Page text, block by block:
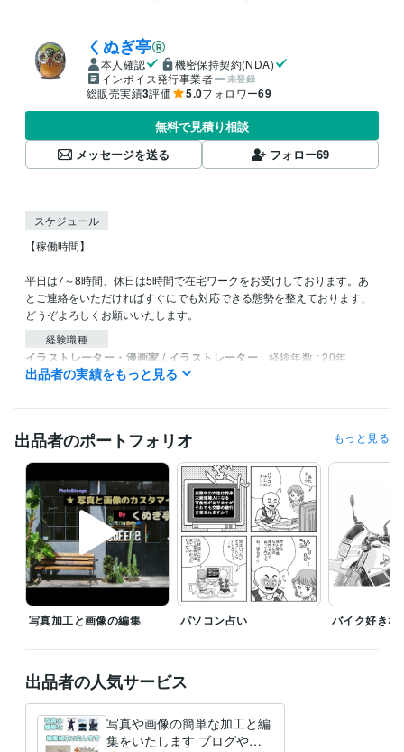
くぬぎ亭
本人確認
機密保持契約(NDA)
インボイス発行事業者
未登録
総販売実績3評価 5.0フォロワー69
無料で見積り相談
メッセージを送る
フォロー69
スケジュール
【稼働時間】
平日は7～8時間、休日は5時間で在宅ワークをお受けしております。あ
とご連絡をいただければすぐにでも対応できる態勢を整えております、
経験職種
イラストレーター・漫画家 / イラストレーター 経験年数 : 20年
1979年みのり書房の雑誌コミックアゲインで新人賞
得意分野
イラスト作成・漫画制作
デザイン制作 写真編集及び画像加工
写真編集及び画像加工
出品者の実績をもっと見る
出品者のポートフォリオ もっと見る
写真加工と画像の編集 パソコン占い バイク好きな
出品者の人気サービス
写真や画像の簡単な加工と編
集をいたします ブログやホ